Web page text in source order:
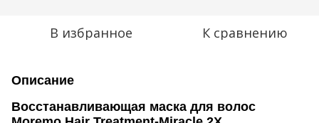
В избранное К сравнению
Описание
Восстанавливающая маска для волос